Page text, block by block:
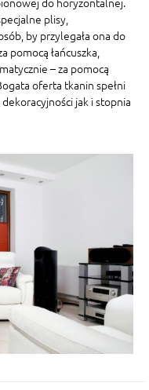
plisy,
by przylegała ona do
pomocą łańcuszka,
– za pomocą
oferta tkanin spełni
jak i stopnia